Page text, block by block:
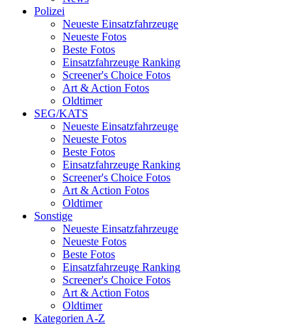
Polizei
Neueste Einsatzfahrzeuge
Neueste Fotos
Beste Fotos
Einsatzfahrzeuge Ranking
Screener's Choice Fotos
Art & Action Fotos
Oldtimer
SEG/KATS
Neueste Einsatzfahrzeuge
Neueste Fotos
Beste Fotos
Einsatzfahrzeuge Ranking
Screener's Choice Fotos
Art & Action Fotos
Oldtimer
Sonstige
Neueste Einsatzfahrzeuge
Neueste Fotos
Beste Fotos
Einsatzfahrzeuge Ranking
Screener's Choice Fotos
Art & Action Fotos
Oldtimer
Kategorien A-Z